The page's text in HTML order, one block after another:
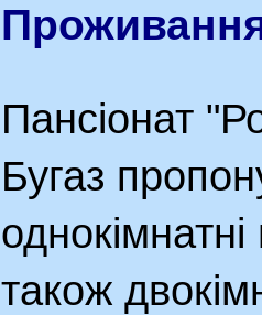
Пансіонат
Бугаз
також